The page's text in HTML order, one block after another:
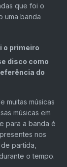
que foi o
uma banda
o primeiro
disco como
do
muitas músicas
músicas em
para a banda é
nos
partida,
o tempo.